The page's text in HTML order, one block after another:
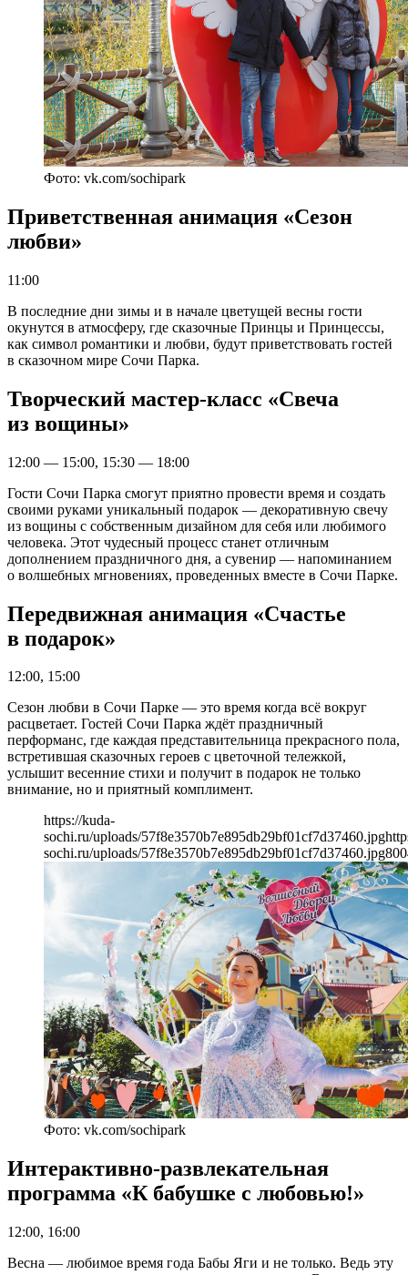
Фото: vk.com/sochipark
Приветственная анимация «Сезон
любви»
11:00
В последние дни зимы и в начале цветущей весны гости
окунутся в атмосферу, где сказочные Принцы и Принцессы,
как символ романтики и любви, будут приветствовать гостей
в сказочном мире Сочи Парка.
Творческий мастер-класс «Свеча
из вощины»
12:00 — 15:00, 15:30 — 18:00
Гости Сочи Парка смогут приятно провести время и создать
своими руками уникальный подарок — декоративную свечу
из вощины с собственным дизайном для себя или любимого
человека. Этот чудесный процесс станет отличным
дополнением праздничного дня, а сувенир — напоминанием
о волшебных мгновениях, проведенных вместе в Сочи Парке.
Передвижная анимация «Счастье
в подарок»
12:00, 15:00
Сезон любви в Сочи Парке — это время когда всё вокруг
расцветает. Гостей Сочи Парка ждёт праздничный
перформанс, где каждая представительница прекрасного пола,
встретившая сказочных героев с цветочной тележкой,
услышит весенние стихи и получит в подарок не только
внимание, но и приятный комплимент.
https://kuda-
sochi.ru/uploads/57f8e3570b7e895db29bf01cf7d37460.jpg
sochi.ru/uploads/57f8e3570b7e895db29bf01cf7d37460.jpg800
Фото: vk.com/sochipark
Интерактивно-развлекательная
программа «К бабушке с любовью!»
12:00, 16:00
Весна — любимое время года Бабы Яги и не только. Ведь эту